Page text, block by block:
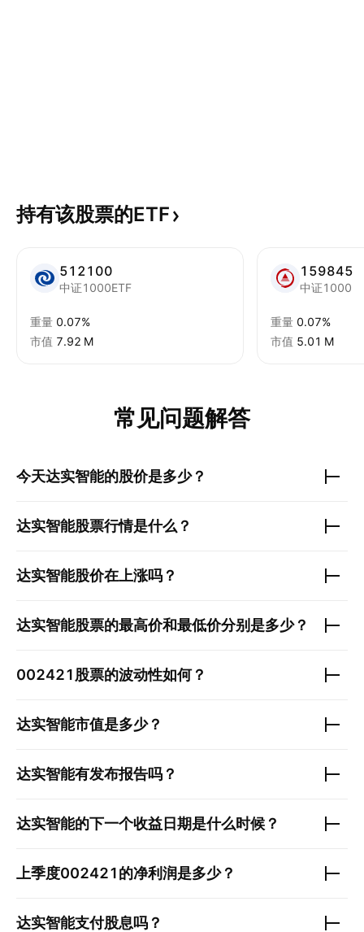
持有该股票的ETF
512100
中证1000ETF
重量 0.07%
市值 ‪7.92 M‬
159845
中证1000
重量 0.07%
市值 ‪5.01 M‬
常见问题解答
今天达实智能的股价是多少？
达实智能股票行情是什么？
达实智能股价在上涨吗？
达实智能股票的最高价和最低价分别是多少？
002421 股票的波动性如何？
达实智能市值是多少？
达实智能有发布报告吗？
达实智能的下一个收益日期是什么时候？
上季度002421的净利润是多少？
达实智能支付股息吗？